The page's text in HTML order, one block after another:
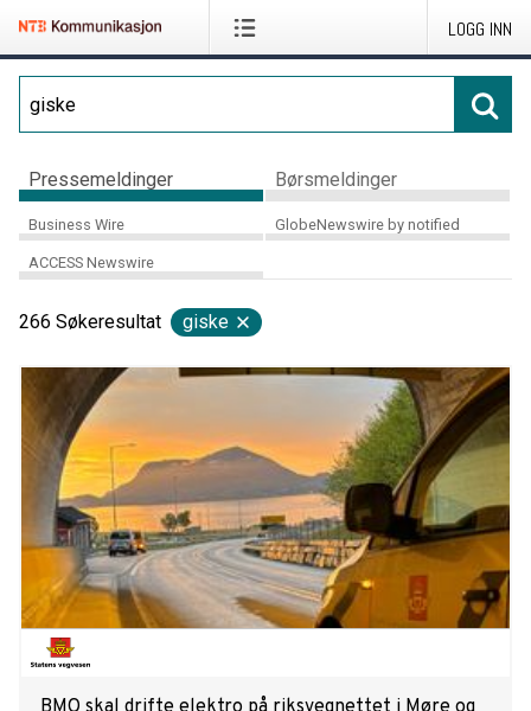
LOGG INN
Pressemeldinger Børsmeldinger
Business Wire GlobeNewswire by notified
ACCESS Newswire
266 Søkeresultat giske